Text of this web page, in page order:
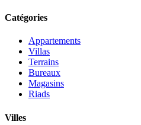
Catégories
Appartements
Villas
Terrains
Bureaux
Magasins
Riads
Villes